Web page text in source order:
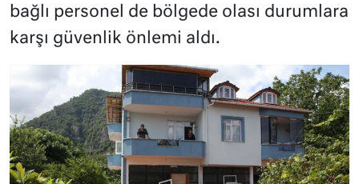
bağlı personel de bölgede olası durumlara
karşı güvenlik önlemi aldı.